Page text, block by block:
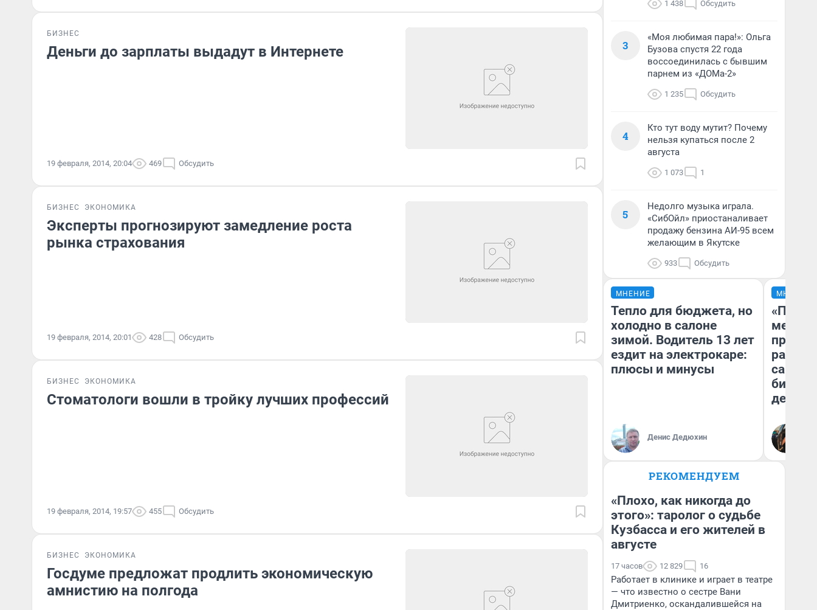
БИЗНЕС
Деньги до зарплаты выдадут в Интернете
19 февраля, 2014, 20:04 469 Обсудить
БИЗНЕС ЭКОНОМИКА
Эксперты прогнозируют замедление роста
рынка страхования
19 февраля, 2014, 20:01 428 Обсудить
БИЗНЕС ЭКОНОМИКА
Стоматологи вошли в тройку лучших профессий
19 февраля, 2014, 19:57 455 Обсудить
БИЗНЕС ЭКОНОМИКА
Госдуме предложат продлить экономическую
амнистию на полгода
1 438 Обсудить
3
«Моя любимая пара!»: Ольга
Бузова спустя 22 года
воссоединилась с бывшим
парнем из «ДОМа-2»
1 235 Обсудить
4
Кто тут воду мутит? Почему
нельзя купаться после 2
августа
1 073 1
5
Недолго музыка играла.
«СибОйл» приостаналивает
продажу бензина АИ-95 всем
желающим в Якутске
933 Обсудить
МНЕНИЕ
Тепло для бюджета, но
холодно в салоне
зимой. Водитель 13 лет
ездит на электрокаре:
плюсы и минусы
Денис Дедюхин
МНЕНИЕ
самом
РЕКОМЕНДУЕМ
«Плохо, как никогда до
этого»: таролог о судьбе
Кузбасса и его жителей в
августе
17 часов 12 829 16
Работает в клинике и играет в театре
— что известно о сестре Вани
Дмитриенко, оскандалившейся на